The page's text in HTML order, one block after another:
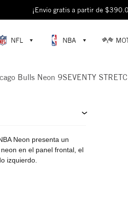
¡Envío gratis a partir de
colecciones exclusivas en la tienda oficial
NFL NBA
Bulls Neon 9SEVENTY
Neon presenta un
en el panel frontal, el
izquierdo.